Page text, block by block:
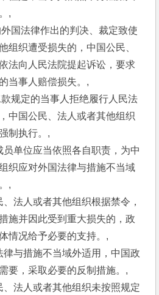
,
国法律作出的判决、裁定致使
组织遭受损失的，中国公民、
法向人民法院提起诉讼，要求
当事人赔偿损失。,
规定的当事人拒绝履行人民法
中国公民、法人或者其他组织
制执行。,
员单位应当依照各自职责，为中
织应对外国法律与措施不当域
,
法人或者其他组织根据禁令，
施并因此受到重大损失的，政
情况给予必要的支持。,
律与措施不当域外适用，中国政
要，采取必要的反制措施。,
、法人或者其他组织未按照规定